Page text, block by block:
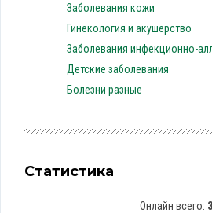
Заболевания кожи
Гинекология и акушерство
Заболевания инфекционно-
Детские заболевания
Болезни разные
Статистика
Онлайн всего: 3